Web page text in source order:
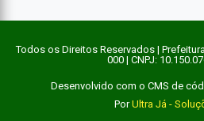
Todos os Direitos Reservados |
000 | CNPJ:
Desenvolvido com o CMS de
PorUltra Já -